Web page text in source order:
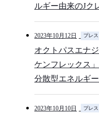
ルギー由来のJク
2023年10月12日 プレ
オクトパスエナ
ケンフレックス
分散型エネルギ
2023年10月10日 プレ